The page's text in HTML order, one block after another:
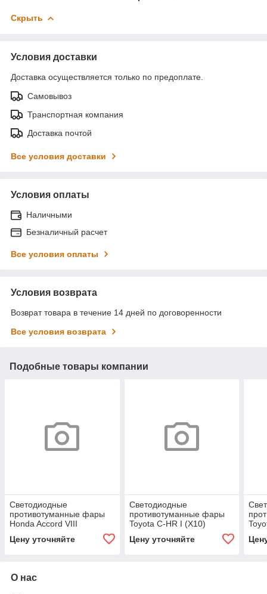
Скрыть
Условия доставки
Доставка осуществляется только по предоплате.
Самовывоз
Транспортная компания
Доставка почтой
Все условия доставки
Условия оплаты
Наличными
Безналичный расчет
Все условия оплаты
Условия возврата
Возврат товара в течение 14 дней по договоренности
Все условия возврата
Подобные товары компании
Светодиодные
противотуманные фары
Honda Accord VIII
Tandem Premium
Цену уточняйте
Светодиодные
противотуманные фары
Toyota C-HR I (X10)
Tandem Premium
Цену уточняйте
О нас